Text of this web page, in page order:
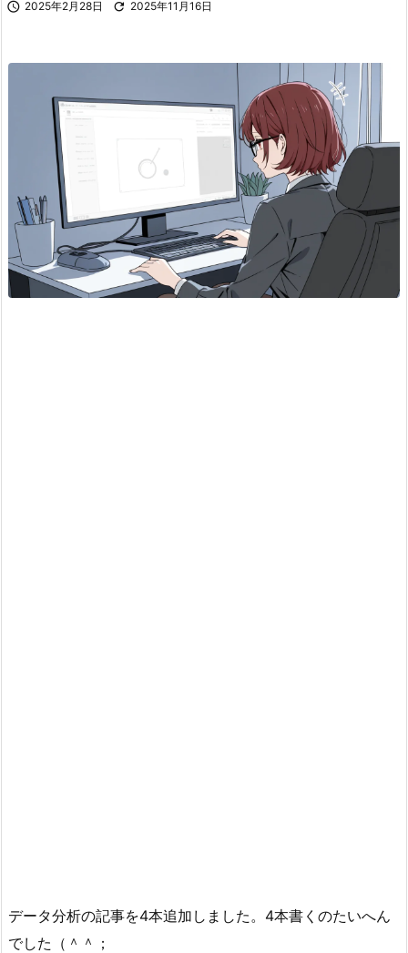
 2025年2月28日  2025年11月16日
データ分析の記事を4本追加しました。4本書くのたいへん
でした（＾＾；